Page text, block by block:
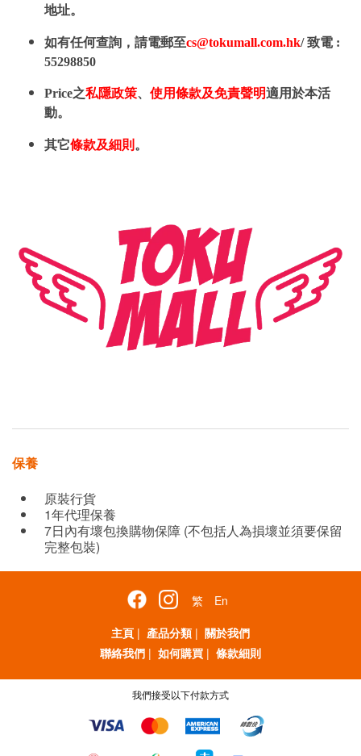
地址。
如有任何查詢，請電郵至cs@tokumall.com.hk/ 致電 :
55298850
Price之私隱政策、 使用條款及免責聲明適用於本活
動。
其它條款及細則 。
保養
原裝行貨
1年代理保養
7日內有壞包換購物保障 (不包括人為損壞並須要保留
完整包裝)
繁
En
主頁 | 產品分類 | 關於我們
聯絡我們 | 如何購買 | 條款細則
我們接受以下付款方式